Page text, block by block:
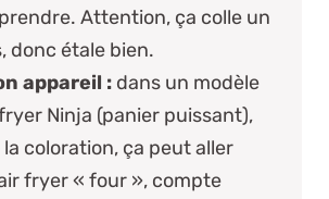
Attention, ça colle un
donc étale bien.
appareil : dans un modèle
Ninja (panier puissant),
coloration, ça peut aller
fryer « four », compte